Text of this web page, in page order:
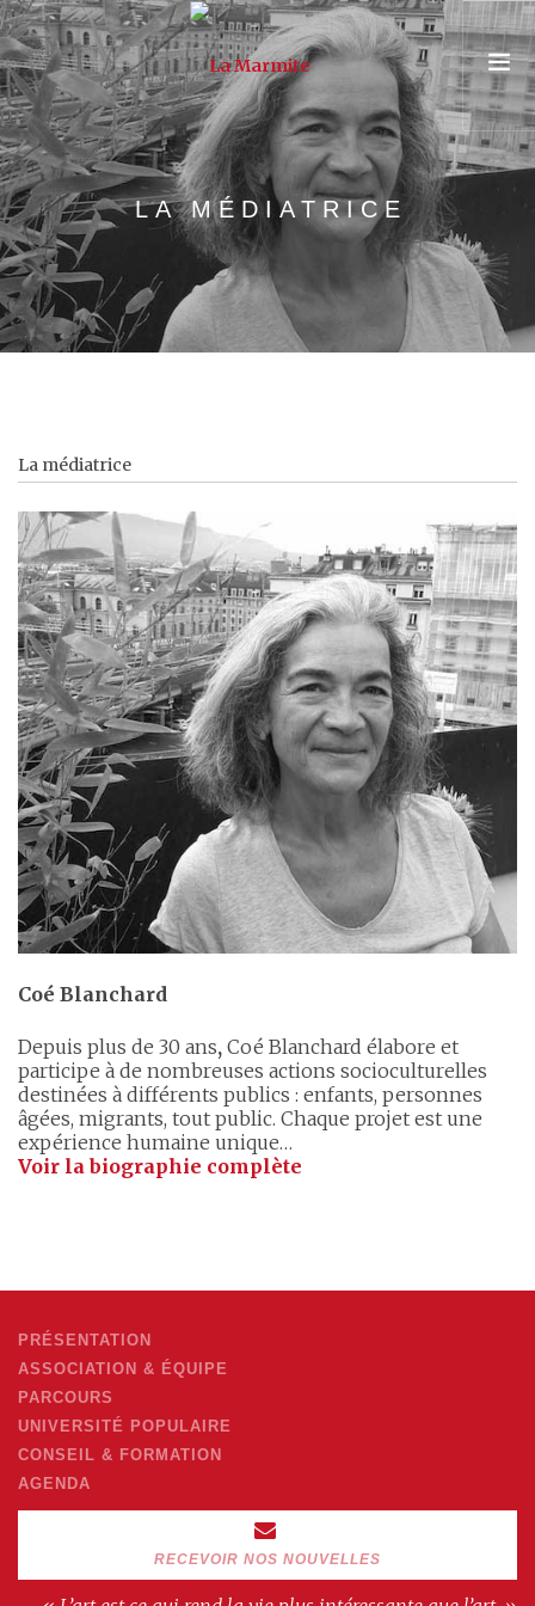
PRÉSENTATION
ASSOCIATION & ÉQUIPE
PARCOURS
UNIVERSITÉ POPULAIRE
CONSEIL & FORMATION
LA MÉDIATRICE
La médiatrice
Coé Blanchard
Depuis plus de 30 ans, Coé Blanchard élabore et
participe à de nombreuses actions socioculturelles
destinées à différents publics : enfants, personnes
âgées, migrants, tout public. Chaque projet est une
expérience humaine unique…
Voir la biographie complète
PRÉSENTATION
ASSOCIATION & ÉQUIPE
PARCOURS
UNIVERSITÉ POPULAIRE
CONSEIL & FORMATION
AGENDA
RECEVOIR NOS NOUVELLES